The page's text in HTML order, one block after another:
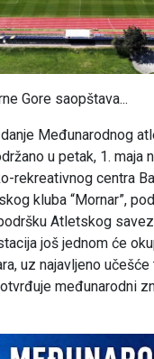
Gore saopštava...
Međunarodnog
u petak, 1. maja
rekreativnog centra
kluba “Mornar”,
Atletskog
još jednom će
uz najavljeno
međunarodni